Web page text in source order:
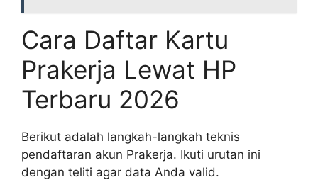
Cara Daftar Kartu
Prakerja Lewat HP
Terbaru 2026
Berikut adalah langkah-langkah teknis
pendaftaran akun Prakerja. Ikuti urutan ini
dengan teliti agar data Anda valid.